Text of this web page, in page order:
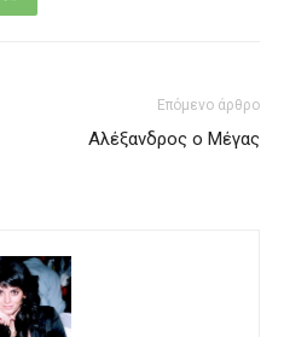
Επόμενο άρθρο
Αλέξανδρος ο Μέγας